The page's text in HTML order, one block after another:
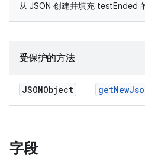
从 JSON 创建并填充 testEnded
受保护的方法
JSONObject getNew
字段